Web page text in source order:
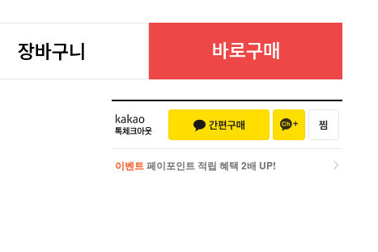
장바구니 바로구매
이벤트 페이포인트 적립 혜택 2배 UP!